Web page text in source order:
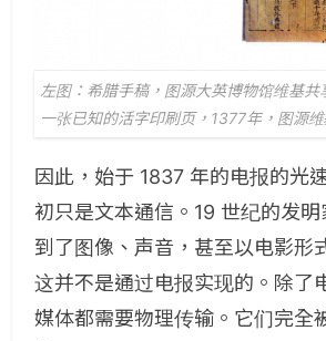
左图：希腊手稿，图源大英博物馆维基共
一张已知的活字印刷页，1377年，图源
因此，始于 1837 年的电报的光
初只是文本通信。19 世纪的发
到了图像、声音，甚至以电影形
这并不是通过电报实现的。除了
媒体都需要物理传输。它们完全